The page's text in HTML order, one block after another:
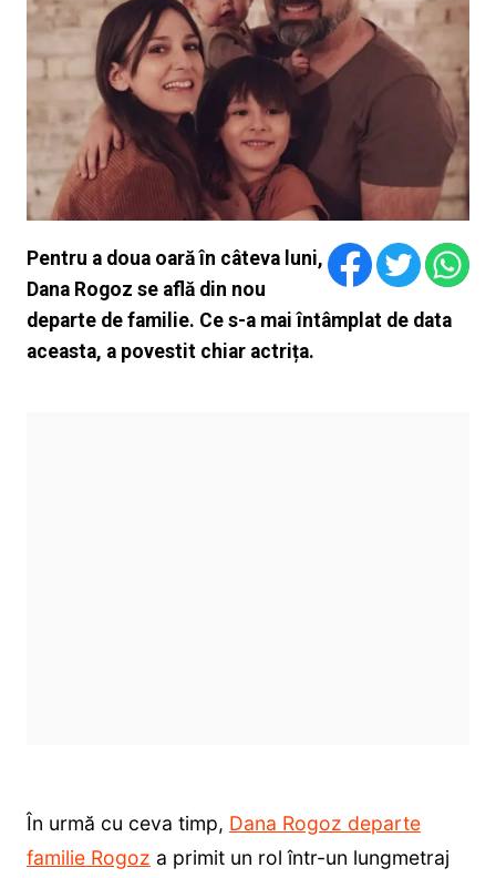
Pentru a doua oară în câteva luni,
Dana Rogoz se află din nou
departe de familie. Ce s-a mai întâmplat de data
aceasta, a povestit chiar actrița.
În urmă cu ceva timp, Dana Rogoz departe
familie Rogoz a primit un rol într-un lungmetraj